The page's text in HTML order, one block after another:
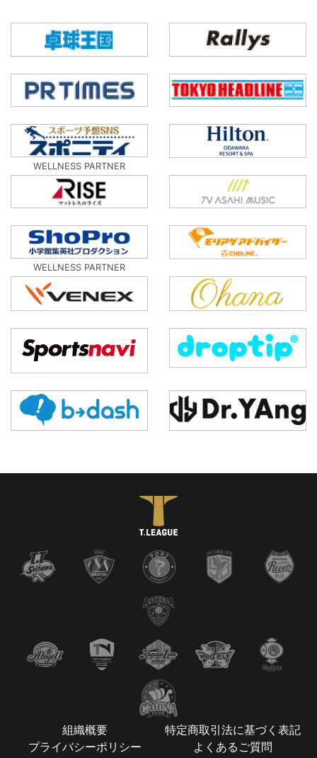
WELLNESS PARTNER
WELLNESS PARTNER
組織概要
特定商取引法に基づく表記
プライバシーポリシー
よくあるご質問